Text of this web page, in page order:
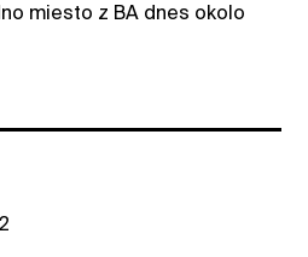
miesto z BA dnes okolo